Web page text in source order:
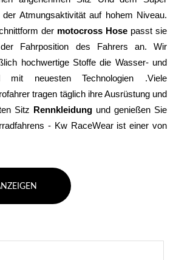
Atmungsaktivität auf hohem Niveau.
der motocross Hose passt sie
Fahrposition des Fahrers an. Wir
hochwertige Stoffe die Wasser- und
mit neuesten Technologien .Viele
tragen täglich ihre Ausrüstung und
Sitz
Rennkleidung und genießen Sie
- Kw RaceWear ist einer von